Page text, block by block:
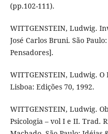
(pp.102-111).
WITTGENSTEIN, Ludwig.
José Carlos Bruni. São
Pensadores].
WITTGENSTEIN, Ludwig.
Lisboa: Edições 70, 1992.
WITTGENSTEIN, Ludwig.
Psicologia – vol I e II. Trad.